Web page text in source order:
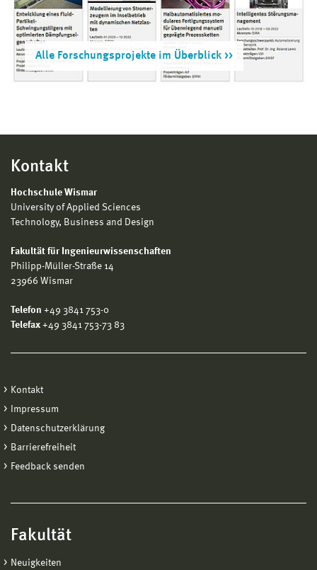
Alle Forschungsprojekte im Überblick
Kontakt
Hochschule Wismar
University of Applied Sciences
Technology, Business and Design
Fakultät für Ingenieurwissenschaften
Philipp-Müller-Straße 14
23966 Wismar
Telefon +49 3841 753-0
Telefax +49 3841 753-73 83
Kontakt
Impressum
Datenschutzerklärung
Barrierefreiheit
Feedback senden
Fakultät
Neuigkeiten